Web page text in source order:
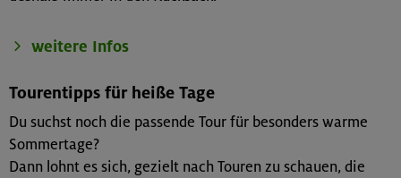
weitere Infos
Tourentipps für heiße Tage
Du suchst noch die passende Tour für besonders warme
Sommertage?
Dann lohnt es sich, gezielt nach Touren zu schauen, die